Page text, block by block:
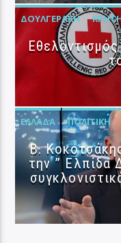
ΔΟΥΛΓΕΡΆΚΗ
ΕΛΛΆΔΑ ΠΟΛΙΤΙΚΉ
Β.
την ” Ελπίδα